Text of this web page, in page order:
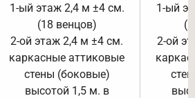
1-ый этаж 2,4 м ±4 см.
(18 венцов)
2-ой этаж 2,4 м ±4 см.
каркасные аттиковые
стены (боковые)
высотой 1,5 м. в
1-ый
2-ой